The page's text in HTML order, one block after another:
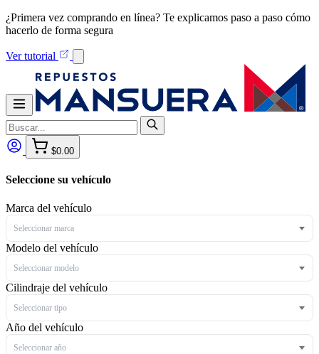
¿Primera vez comprando en línea? Te explicamos paso a paso cómo
hacerlo de forma segura
Ver tutorial
$0.00
Seleccione su vehículo
Marca del vehículo
Seleccionar marca
Modelo del vehículo
Seleccionar modelo
Cilindraje del vehículo
Seleccionar tipo
Año del vehículo
Seleccionar año